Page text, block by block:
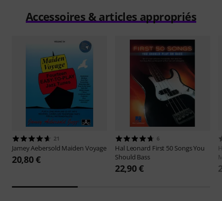
Accessoires & articles appropriés
21
Jamey Aebersold Maiden Voyage
20,80 €
6
Hal Leonard First 50 Songs You
Should Bass
22,90 €